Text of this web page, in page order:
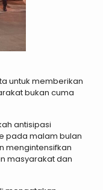
untuk memberikan
bukan cuma
antisipasi
pada malam bulan
mengintensifkan
masyarakat dan